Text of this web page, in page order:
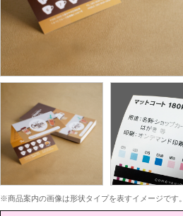
※商品案内の画像は形状タイプを表すイメージです。